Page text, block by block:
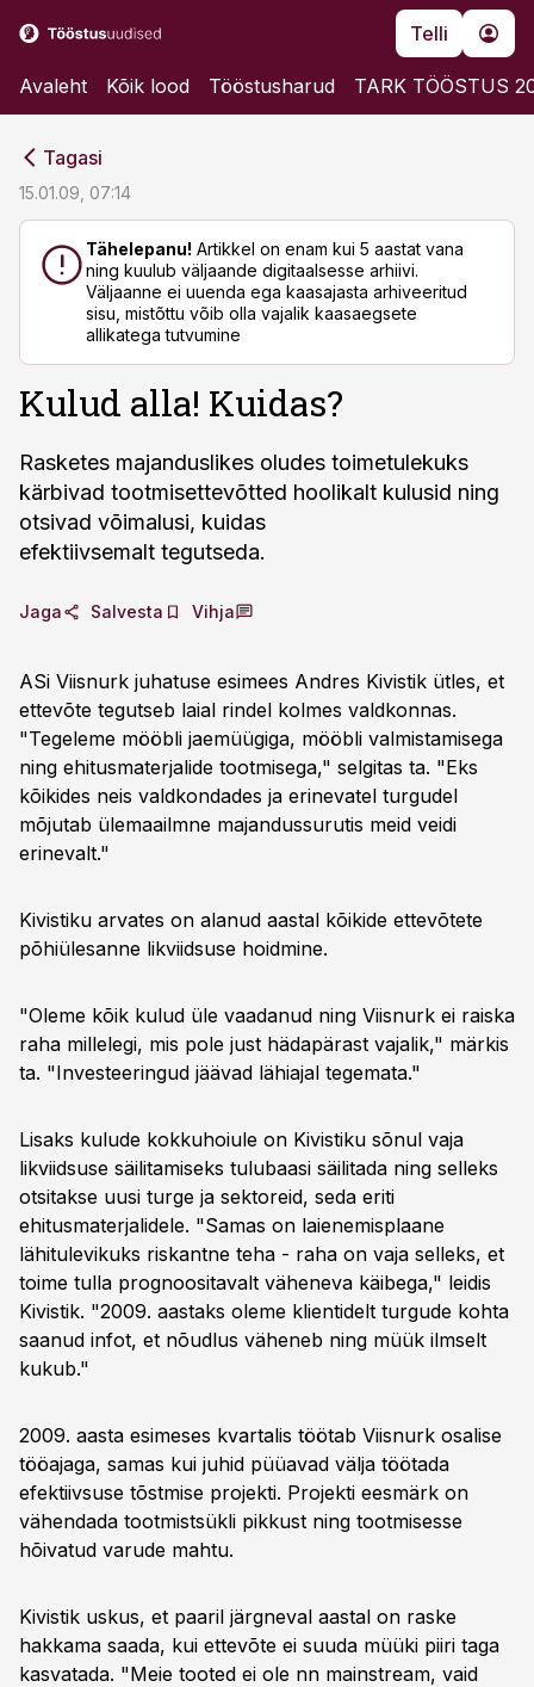
Telli
Avaleht Kõik lood Tööstusharud TARK TÖÖSTUS
Tagasi
15.01.09, 07:14
Tähelepanu! Artikkel on enam kui 5 aastat vana
ning kuulub väljaande digitaalsesse arhiivi.
Väljaanne ei uuenda ega kaasajasta arhiveeritud
sisu, mistõttu võib olla vajalik kaasaegsete
allikatega tutvumine
Kulud alla! Kuidas?
Rasketes majanduslikes oludes toimetulekuks
kärbivad tootmisettevõtted hoolikalt kulusid ning
otsivad võimalusi, kuidas
efektiivsemalt tegutseda.
Jaga Salvesta Vihja
ASi Viisnurk juhatuse esimees Andres Kivistik ütles, et
ettevõte tegutseb laial rindel kolmes valdkonnas.
"Tegeleme mööbli jaemüügiga, mööbli valmistamisega
ning ehitusmaterjalide tootmisega," selgitas ta. "Eks
kõikides neis valdkondades ja erinevatel turgudel
mõjutab ülemaailmne majandussurutis meid veidi
erinevalt."
Kivistiku arvates on alanud aastal kõikide ettevõtete
põhiülesanne likviidsuse hoidmine.
"Oleme kõik kulud üle vaadanud ning Viisnurk ei raiska
raha millelegi, mis pole just hädapärast vajalik," märkis
ta. "Investeeringud jäävad lähiajal tegemata."
Lisaks kulude kokkuhoiule on Kivistiku sõnul vaja
likviidsuse säilitamiseks tulubaasi säilitada ning selleks
otsitakse uusi turge ja sektoreid, seda eriti
ehitusmaterjalidele. "Samas on laienemisplaane
lähitulevikuks riskantne teha - raha on vaja selleks, et
toime tulla prognoositavalt väheneva käibega," leidis
Kivistik. "2009. aastaks oleme klientidelt turgude kohta
saanud infot, et nõudlus väheneb ning müük ilmselt
kukub."
2009. aasta esimeses kvartalis töötab Viisnurk osalise
tööajaga, samas kui juhid püüavad välja töötada
efektiivsuse tõstmise projekti. Projekti eesmärk on
vähendada tootmistsükli pikkust ning tootmisesse
hõivatud varude mahtu.
Kivistik uskus, et paaril järgneval aastal on raske
hakkama saada, kui ettevõte ei suuda müüki piiri taga
kasvatada. "Meie tooted ei ole nn mainstream, vaid